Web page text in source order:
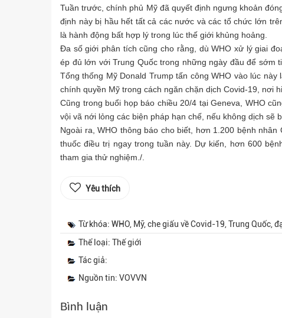
Tuần trước, chính phủ Mỹ đã quyết định ngưng khoản
định này bị hầu hết tất cả các nước và các tổ chức lớn
là hành động bất hợp lý trong lúc thế giới khủng hoảng.
Đa số giới phân tích cũng cho rằng, dù WHO xử lý giai
ép đủ lớn với Trung Quốc trong những ngày đầu để sớm
Tổng thống Mỹ Donald Trump tấn công WHO vào lúc
chính quyền Mỹ trong cách ngăn chặn dịch Covid-19, nơi
Cũng trong buổi họp báo chiều 20/4 tại Geneva, WHO
vội vã nới lỏng các biện pháp hạn chế, nếu không dịch sẽ
Ngoài ra, WHO thông báo cho biết, hơn 1.200 bệnh
thuốc điều trị ngay trong tuần này. Dự kiến, hơn 600
tham gia thử nghiệm./.
Yêu thích
Từ khóa: WHO, Mỹ, che giấu về Covid-19​, Trung Quốc,
Thể loại: Thế giới
Tác giả:
Nguồn tin: VOVVN
Bình luận